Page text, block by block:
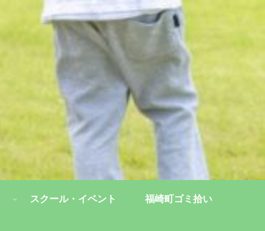
スクール・イベント 福崎町ゴミ拾い